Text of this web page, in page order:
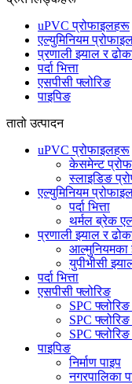
uPVC प्रोफाइलहरू
एल्युमिनियम
प्रणाली झ्याल र
पर्दा भित्ता
एसपीसी फ्लोरिङ
पाइपिङ
तातो उत्पादन
uPVC प्रोफाइलहरू
केसमेन्ट
स्लाइडिङ
एल्युमिनियम
पर्दा भित्ता
थर्मल ब्रेक
प्रणाली झ्याल र
आल्मुनियमका
युपीभीसी
पर्दा भित्ता
एसपीसी फ्लोरिङ
SPC फ्लोरिङ
SPC
SPC
पाइपिङ
निर्माण पाइप
नगरपालिका